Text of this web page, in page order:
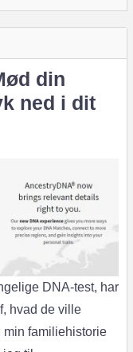
din
ned i dit
DNA-test, har
hvad de ville
familiehistorie